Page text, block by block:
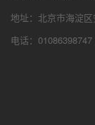
地址：北京市海淀
电话：01086398747